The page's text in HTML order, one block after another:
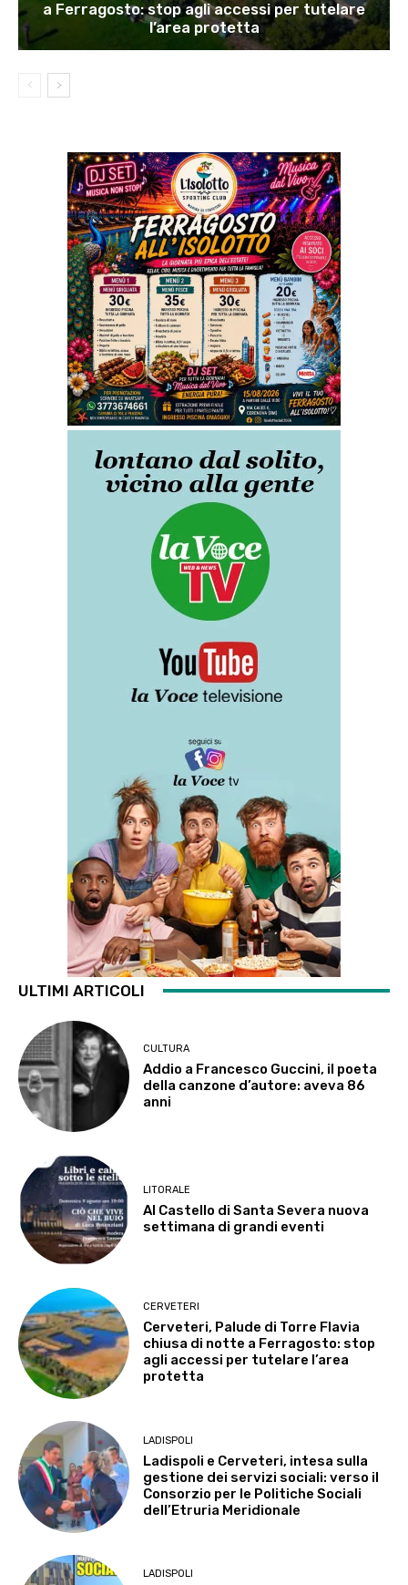
a Ferragosto: stop agli accessi per tutelare
l’area protetta
ULTIMI ARTICOLI
CULTURA
Addio a Francesco Guccini, il poeta
della canzone d’autore: aveva 86
anni
LITORALE
Al Castello di Santa Severa nuova
settimana di grandi eventi
CERVETERI
Cerveteri, Palude di Torre Flavia
chiusa di notte a Ferragosto: stop
agli accessi per tutelare l’area
protetta
LADISPOLI
Ladispoli e Cerveteri, intesa sulla
gestione dei servizi sociali: verso il
Consorzio per le Politiche Sociali
dell’Etruria Meridionale
LADISPOLI